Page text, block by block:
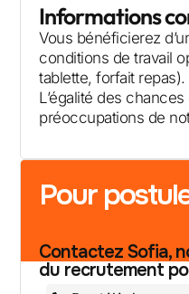
Informations
Vous bénéficierez
conditions de travail
tablette, forfait repas).
L’égalité des
préoccupations de
Pour
Contactez Sofia,
du recrutement